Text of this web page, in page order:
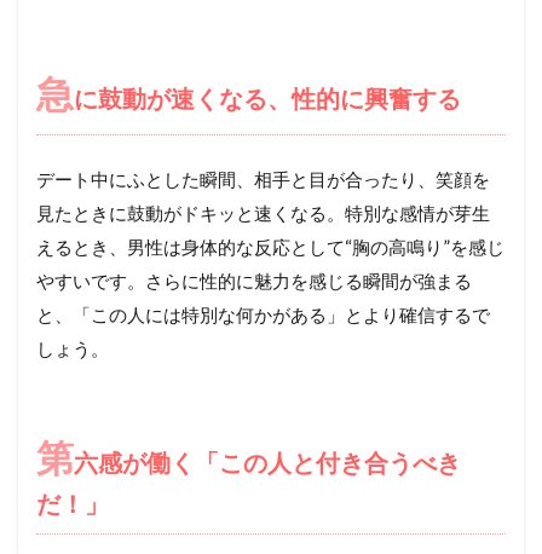
急に鼓動が速くなる、性的に興奮する
デート中にふとした瞬間、相手と目が合ったり、笑顔を
見たときに鼓動がドキッと速くなる。特別な感情が芽生
えるとき、男性は身体的な反応として“胸の高鳴り”を感じ
やすいです。さらに性的に魅力を感じる瞬間が強まる
と、「この人には特別な何かがある」とより確信するで
しょう。
第六感が働く「この人と付き合うべき
だ！」